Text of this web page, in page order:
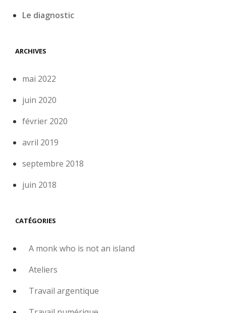
Le diagnostic
ARCHIVES
mai 2022
juin 2020
février 2020
avril 2019
septembre 2018
juin 2018
CATÉGORIES
A monk who is not an island
Ateliers
Travail argentique